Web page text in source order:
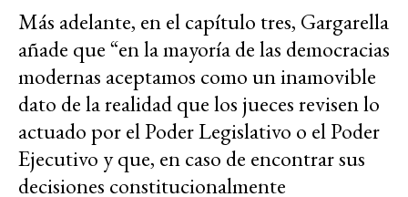
Más adelante, en el capítulo tres, Gargarella
añade que “en la mayoría de las democracias
modernas aceptamos como un inamovible
dato de la realidad que los jueces revisen lo
actuado por el Poder Legislativo o el Poder
Ejecutivo y que, en caso de encontrar sus
decisiones constitucionalmente